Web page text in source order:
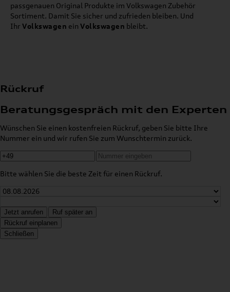
passgenauen Original Produkte im Volkswagen Zubehör
Sortiment. Damit Sie sicher und zufrieden bleiben. Und
Ihr Volkswagen ein Volkswagen bleibt.
Rückruf
Beratungsgespräch mit den Experten
Wünschen Sie einen kostenfreien Rückruf, geben Sie bitte Ihre
Nummer ein und wir rufen Sie zum Wunschtermin zurück.
Bitte wählen Sie die beste Zeit für einen Rückruf.
Jetzt anrufen
Ruf später an
Rückruf einplanen
Schließen